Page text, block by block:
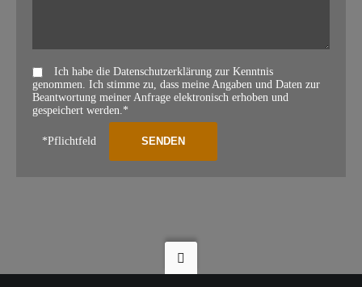
Ich habe die Datenschutzerklärung zur Kenntnis
genommen. Ich stimme zu, dass meine Angaben und Daten zur
Beantwortung meiner Anfrage elektronisch erhoben und
gespeichert werden.*
*Pflichtfeld